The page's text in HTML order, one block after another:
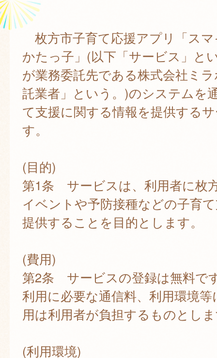
枚方市子育て応援アプリ「ス
かたっ子」(以下「サービス」と
が業務委託先である株式会社ミ
託業者」という。)のシステムを
て支援に関する情報を提供する
す。
(目的)
第1条 サービスは、利用者に枚
イベントや予防接種などの子育
提供することを目的とします。
(費用)
第2条 サービスの登録は無料で
利用に必要な通信料、利用環境
用は利用者が負担するものとし
(利用環境)